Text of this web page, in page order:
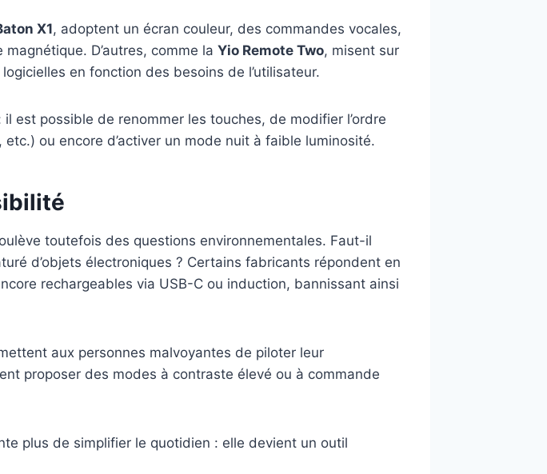
X1, adoptent un écran couleur, des commandes vocales,
D’autres, comme la Yio Remote Two, misent sur
en fonction des besoins de l’utilisateur.
est possible de renommer les touches, de modifier l’ordre
ou encore d’activer un mode nuit à faible luminosité.
toutefois des questions environnementales. Faut-il
d’objets électroniques ? Certains fabricants répondent en
rechargeables via USB-C ou induction, bannissant ainsi
aux personnes malvoyantes de piloter leur
proposer des modes à contraste élevé ou à commande
plus de simplifier le quotidien : elle devient un outil